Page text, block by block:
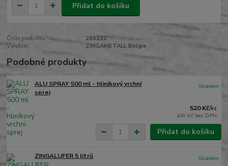
Přidat do košíku
Číslo produktu:
204232
Výrobce:
ZINGAMETALL Belgie
Podobné produkty
ALU SPRAY 500 ml - hliníkový vrchní
sprej
520 Kč/ks
430 Kč bez DPH
Skladem
Přidat do košíku
ZINGALUFER 5 litrů
Skladem